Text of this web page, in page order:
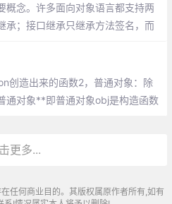
概念。许多面向对象语言都支持两
承；接口继承只继承方法签名，而
是依靠原型链来实现的。
创造出来的函数2，普通对象：除
通对象**即普通对象obj是构造函数
更多...
任何商业目的。其版权属原作者所有,如有